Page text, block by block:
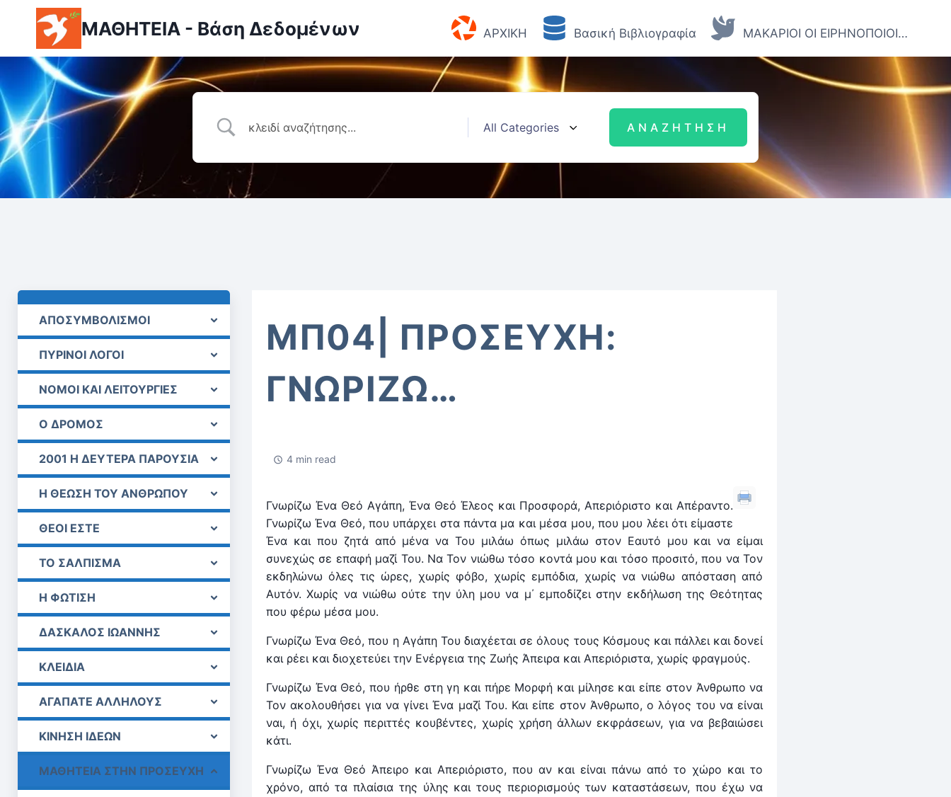
ΜΑΘΗΤΕΙΑ - Βάση Δεδομένων ΑΡΧΙΚΗ Βασική Βιβλιογραφία ΜΑΚΑΡΙΟΙ ΟΙ ΕΙΡΗΝΟΠΟΙΟΙ…
ΑΠΟΣΥΜΒΟΛΙΣΜΟΙ
ΠΥΡΙΝΟΙ ΛΟΓΟΙ
ΝΟΜΟΙ ΚΑΙ ΛΕΙΤΟΥΡΓΙΕΣ
Ο ΔΡΟΜΟΣ
2001 Η ΔΕΥΤΕΡΑ ΠΑΡΟΥΣΙΑ
Η ΘΕΩΣΗ ΤΟΥ ΑΝΘΡΩΠΟΥ
ΘΕΟΙ ΕΣΤΕ
ΤΟ ΣΑΛΠΙΣΜΑ
Η ΦΩΤΙΣΗ
ΔΑΣΚΑΛΟΣ ΙΩΑΝΝΗΣ
ΚΛΕΙΔΙΑ
ΑΓΑΠΑΤΕ ΑΛΛΗΛΟΥΣ
ΚΙΝΗΣΗ ΙΔΕΩΝ
ΜΑΘΗΤΕΙΑ ΣΤΗΝ ΠΡΟΣΕΥΧΗ
ΜΠ04| ΠΡΟΣΕΥΧΗ:
ΓΝΩΡΙΖΩ…
4 min read
Γνωρίζω Ένα Θεό Αγάπη, Ένα Θεό Έλεος και Προσφορά, Απεριόριστο και Απέραντο.
Γνωρίζω Ένα Θεό, που υπάρχει στα πάντα μα και μέσα μου, που μου λέει ότι ­είμαστε
Ένα και που ζητά από μένα να Του μιλάω όπως μιλάω στον Εαυτό μου και να είμαι
συνεχώς σε επαφή μαζί Του. Να Τον νιώθω τόσο κοντά μου και τόσο προσιτό, που να Τον
εκδηλώνω όλες τις ώρες, χωρίς φόβο, χωρίς εμπόδια, χωρίς να νιώθω απόσταση από
Αυτόν. Χωρίς να νιώθω ούτε την ύλη μου να μ΄ εμποδίζει στην εκδήλωση της Θεότητας
που φέρω μέσα μου.
Γνωρίζω Ένα Θεό, που η Αγάπη Του διαχέεται σε όλους τους Κόσμους και πάλλει και δονεί
και ρέει και διοχετεύει την Ενέργεια της Ζωής Άπειρα και Απεριόριστα, χωρίς φραγμούς.
Γνωρίζω Ένα Θεό, που ήρθε στη γη και πήρε Μορφή και μίλησε και είπε στον Άνθρωπο να
Τον ακολουθήσει για να γίνει Ένα μαζί Του. Και είπε στον Άνθρωπο, ο λόγος του να είναι
ναι, ή όχι, χωρίς περιττές κουβέντες, χωρίς χρήση άλλων εκφράσεων, για να βεβαιώσει
κάτι.
Γνωρίζω Ένα Θεό Άπειρο και Απεριόριστο, που αν και είναι πάνω από το χώρο και το
χρόνο, από τα πλαίσια της ύλης και τους περιορισμούς των καταστάσεων, που έχω να